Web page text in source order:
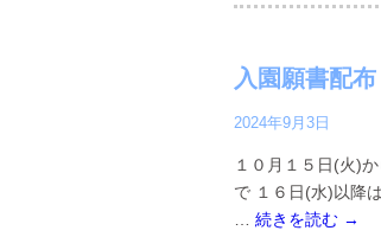
入園願書配布
2024年9月3日
１０月１５日(火)
で １６日(水)以降
続きを読む →